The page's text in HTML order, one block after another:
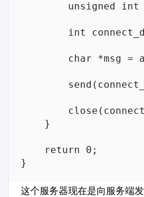
unsigned int
int
char *msg =
    }
    return 0;
这个服务器现在是向服务端